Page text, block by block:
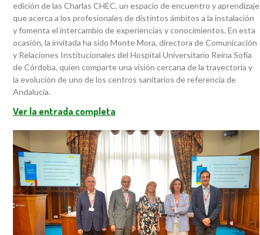
edición de las Charlas CHEC, un espacio de encuentro y aprendizaje
que acerca a los profesionales de distintos ámbitos a la instalación
y fomenta el intercambio de experiencias y conocimientos. En esta
ocasión, la invitada ha sido Monte Mora, directora de Comunicación
y Relaciones Institucionales del Hospital Universitario Reina Sofía
de Córdoba, quien comparte una visión cercana de la trayectoria y
la evolución de uno de los centros sanitarios de referencia de
Andalucía.
Ver la entrada completa